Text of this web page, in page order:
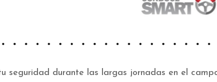
seguridad durante las largas jornadas en el